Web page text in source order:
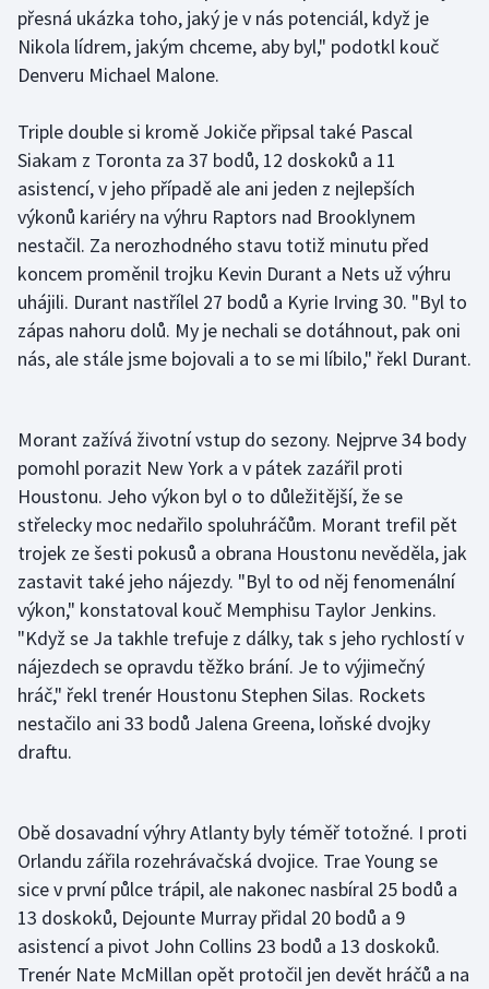
přesná ukázka toho, jaký je v nás potenciál, když je
Nikola lídrem, jakým chceme, aby byl," podotkl kouč
Denveru Michael Malone.
Triple double si kromě Jokiče připsal také Pascal
Siakam z Toronta za 37 bodů, 12 doskoků a 11
asistencí, v jeho případě ale ani jeden z nejlepších
výkonů kariéry na výhru Raptors nad Brooklynem
nestačil. Za nerozhodného stavu totiž minutu před
koncem proměnil trojku Kevin Durant a Nets už výhru
uhájili. Durant nastřílel 27 bodů a Kyrie Irving 30. "Byl to
zápas nahoru dolů. My je nechali se dotáhnout, pak oni
nás, ale stále jsme bojovali a to se mi líbilo," řekl Durant.
Morant zažívá životní vstup do sezony. Nejprve 34 body
pomohl porazit New York a v pátek zazářil proti
Houstonu. Jeho výkon byl o to důležitější, že se
střelecky moc nedařilo spoluhráčům. Morant trefil pět
trojek ze šesti pokusů a obrana Houstonu nevěděla, jak
zastavit také jeho nájezdy. "Byl to od něj fenomenální
výkon," konstatoval kouč Memphisu Taylor Jenkins.
"Když se Ja takhle trefuje z dálky, tak s jeho rychlostí v
nájezdech se opravdu těžko brání. Je to výjimečný
hráč," řekl trenér Houstonu Stephen Silas. Rockets
nestačilo ani 33 bodů Jalena Greena, loňské dvojky
draftu.
Obě dosavadní výhry Atlanty byly téměř totožné. I proti
Orlandu zářila rozehrávačská dvojice. Trae Young se
sice v první půlce trápil, ale nakonec nasbíral 25 bodů a
13 doskoků, Dejounte Murray přidal 20 bodů a 9
asistencí a pivot John Collins 23 bodů a 13 doskoků.
Trenér Nate McMillan opět protočil jen devět hráčů a na